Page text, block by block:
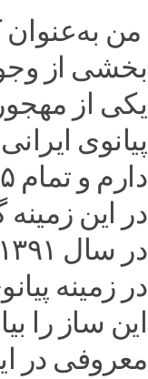
من
بخشی از
یکی از
پیانوی
در این زمینه
در زمینه
این ساز را
معروفی در